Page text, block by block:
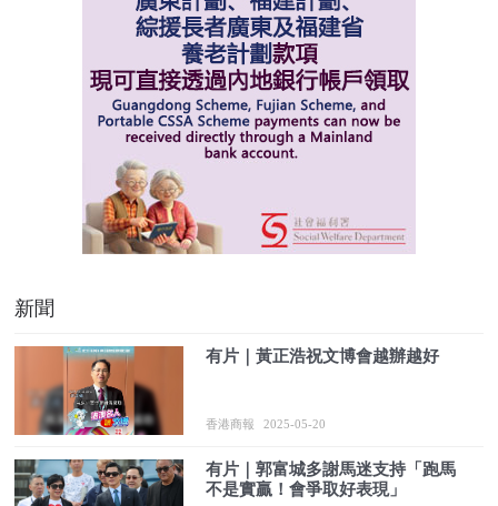
新聞
有片｜黃正浩祝文博會越辦越好
香港商報 2025-05-20
有片｜郭富城多謝馬迷支持「跑馬
不是實贏！會爭取好表現」